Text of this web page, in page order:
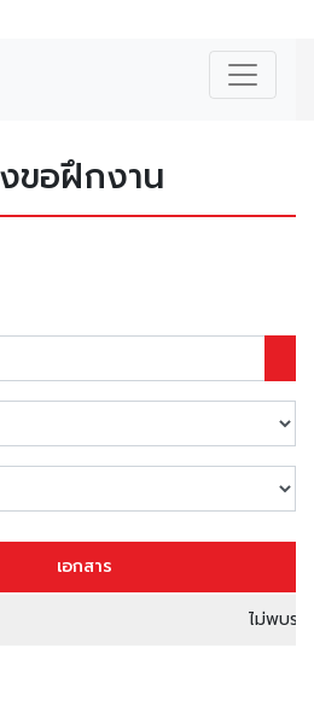
ขอฝึกงาน
เอกสาร
ไม่พบรา